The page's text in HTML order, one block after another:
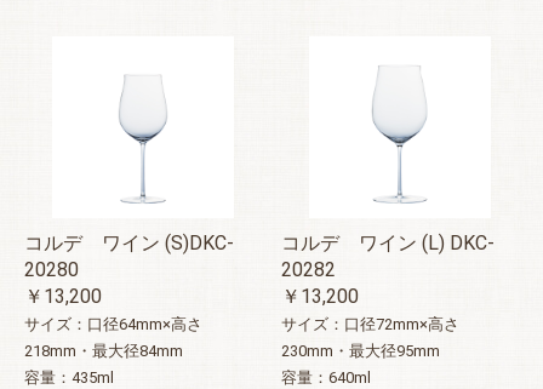
コルデ ワイン (S)DKC-
20280
￥13,200
サイズ：口径64mm×高さ
218mm・最大径84mm
容量：435ml
コルデ ワイン (L) DKC-
20282
￥13,200
サイズ：口径72mm×高さ
230mm・最大径95mm
容量：640ml